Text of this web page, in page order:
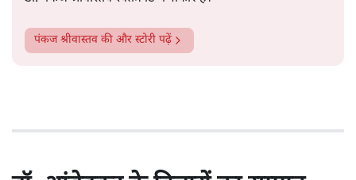
पंकज श्रीवास्तव की और स्टोरी पढ़ें